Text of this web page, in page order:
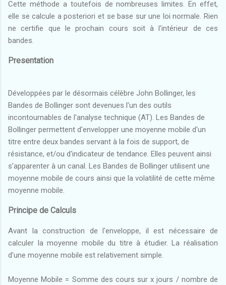
Cette méthode a toutefois de nombreuses limites. En effet,
elle se calcule a posteriori et se base sur une loi normale. Rien
ne certifie que le prochain cours soit à l'intérieur de ces
bandes.
Presentation
Développées par le désormais célèbre John Bollinger, les
Bandes de Bollinger sont devenues l'un des outils
incontournables de l'analyse technique (AT). Les Bandes de
Bollinger permettent d'envelopper une moyenne mobile d'un
titre entre deux bandes servant à la fois de support, de
résistance, et/ou d'indicateur de tendance. Elles peuvent ainsi
s'apparenter à un canal. Les Bandes de Bollinger utilisent une
moyenne mobile de cours ainsi que la volatilité de cette même
moyenne mobile.
Principe de Calculs
Avant la construction de l'enveloppe, il est nécessaire de
calculer la moyenne mobile du titre à étudier. La réalisation
d'une moyenne mobile est relativement simple.
Moyenne Mobile = Somme des cours sur x jours / nombre de